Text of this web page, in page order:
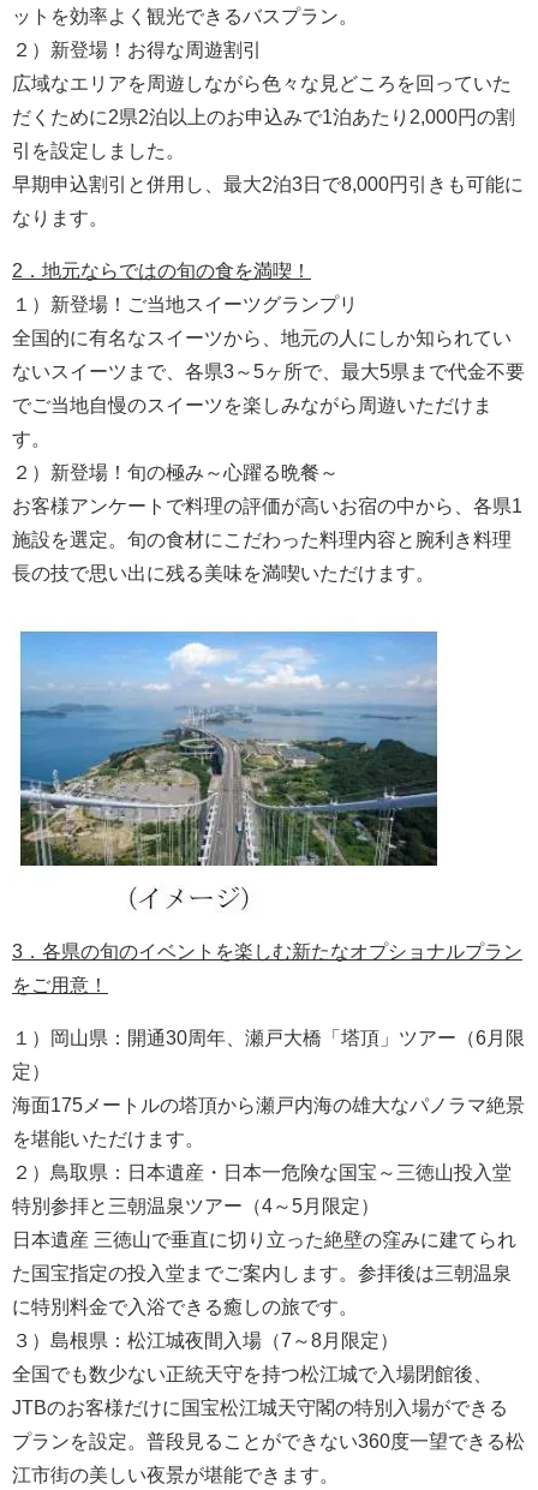
ットを効率よく観光できるバスプラン。
２）新登場！お得な周遊割引
広域なエリアを周遊しながら色々な見どころを回っていた
だくために2県2泊以上のお申込みで1泊あたり2,000円の割
引を設定しました。
早期申込割引と併用し、最大2泊3日で8,000円引きも可能に
なります。
2．地元ならではの旬の食を満喫！
１）新登場！ご当地スイーツグランプリ
全国的に有名なスイーツから、地元の人にしか知られてい
ないスイーツまで、各県3～5ヶ所で、最大5県まで代金不要
でご当地自慢のスイーツを楽しみながら周遊いただけま
す。
２）新登場！旬の極み～心躍る晩餐～
お客様アンケートで料理の評価が高いお宿の中から、各県1
施設を選定。旬の食材にこだわった料理内容と腕利き料理
長の技で思い出に残る美味を満喫いただけます。
3．各県の旬のイベントを楽しむ新たなオプショナルプラン
をご用意！
１）岡山県：開通30周年、瀬戸大橋「塔頂」ツアー（6月限
定）
海面175メートルの塔頂から瀬戸内海の雄大なパノラマ絶景
を堪能いただけます。
２）鳥取県：日本遺産・日本一危険な国宝～三徳山投入堂
特別参拝と三朝温泉ツアー（4～5月限定）
日本遺産 三徳山で垂直に切り立った絶壁の窪みに建てられ
た国宝指定の投入堂までご案内します。参拝後は三朝温泉
に特別料金で入浴できる癒しの旅です。
３）島根県：松江城夜間入場（7～8月限定）
全国でも数少ない正統天守を持つ松江城で入場閉館後、
JTBのお客様だけに国宝松江城天守閣の特別入場ができる
プランを設定。普段見ることができない360度一望できる松
江市街の美しい夜景が堪能できます。